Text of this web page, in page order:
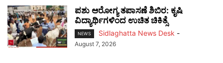
ಪಶು ಆರೋಗ್ಯ ತಪಾಸಣೆ ಶಿಬಿರ: ಕೃಷಿ
ವಿದ್ಯಾರ್ಥಿಗಳಿಂದ ಉಚಿತ ಚಿಕಿತ್ಸೆ
NEWS Sidlaghatta News Desk -
August 7, 2026